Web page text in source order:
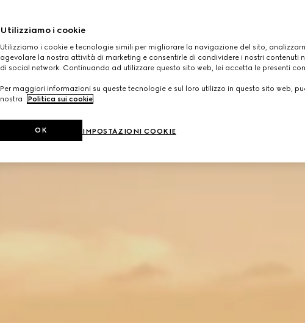
Utilizziamo i cookie
Utilizziamo i cookie e tecnologie simili per migliorare la navigazione del sito,
agevolare la nostra attività di marketing e consentirle di condividere i nostri contenuti
di social network. Continuando ad utilizzare questo sito web, lei accetta le presenti
Per maggiori informazioni su queste tecnologie e sul loro utilizzo in questo sito web,
nostra
Politica sui cookie.
IMPOSTAZIONI COOKIE
OK